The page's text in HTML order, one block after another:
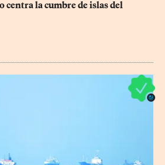
centra la cumbre de islas del